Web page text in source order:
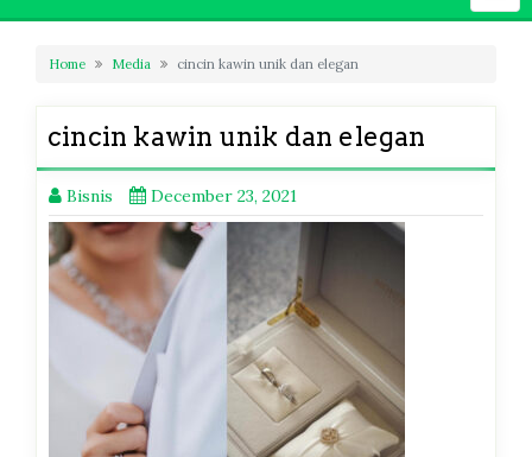
Home Media cincin kawin unik dan elegan
cincin kawin unik dan elegan
Bisnis December 23, 2021